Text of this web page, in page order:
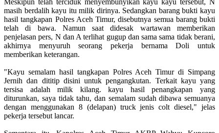
masih berdalih kayu itu milik dirinya. Sedangkan barang bukti kayu
hasil tangkapan Polres Aceh Timur, disebutnya semua barang bukti
telah di bawa. Namun saat didesak wartawan memberikan
penjelasan pers, N dan A terlihat gugup dan sama sama tidak berani,
akhirnya menyuruh seorang pekerja bernama Doli untuk
memberikan keterangan.
"Kayu semalam hasil tangkapan Polres Aceh Timur di Simpang
Jernih dan dititip disini untuk pengangkutan. Terkait kayu yang
tersisa adalah milik kilang. kayu hasil penangkapan yang
diturunkan, saya tidak tahu, dan semalam sudah dibawa semuanya
dengan menggunakan 8 (delapan) truck jenis colt diesel," jelas
pekerja tersebut lancar.